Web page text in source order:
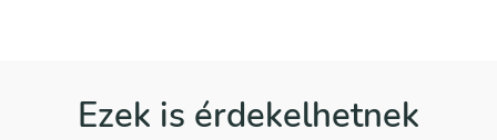
Ezek is érdekelhetnek